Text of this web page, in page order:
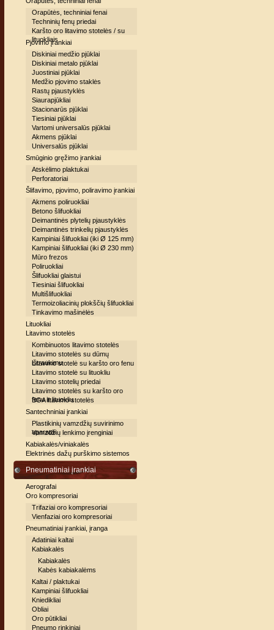
Orapūtės, techniniai fenai
Techninių fenų priedai
Karšto oro litavimo stotelės / su
lituokliais
Pjovimo įrankiai
Diskiniai medžio pjūklai
Diskiniai metalo pjūklai
Juostiniai pjūklai
Medžio pjovimo staklės
Rastų pjaustyklės
Siaurapjūkliai
Stacionarūs pjūklai
Tiesiniai pjūklai
Vartomi universalūs pjūklai
Akmens pjūklai
Universalūs pjūklai
Smūginio gręžimo įrankiai
Atskėlimo plaktukai
Perforatoriai
Šlifavimo, pjovimo, poliravimo įrankiai
Akmens poliruokliai
Betono šlifuokliai
Deimantinės plytelių pjaustyklės
Deimantinės trinkelių pjaustyklės
Kampiniai šlifuokliai (iki Ø 125 mm)
Kampiniai šlifuokliai (iki Ø 230 mm)
Mūro frezos
Poliruokliai
Šlifuokliai glaistui
Tiesiniai šlifuokliai
Multišlifuokliai
Termoizoliacinių plokščių šlifuokliai
Tinkavimo mašinėlės
Lituokliai
Litavimo stotelės
Kombinuotos litavimo stotelės
Litavimo stotelės su dūmų
ištraukimu
Litavimo stotelė su karšto oro fenu
Litavimo stotelė su lituokliu
Litavimo stotelių priedai
Litavimo stotelės su karšto oro
fenu ir lituokliu
BGA litavimo stotelės
Santechniniai įrankiai
Plastikinių vamzdžių suvirinimo
aparatai
Vamzdžių lenkimo įrenginiai
Kabiakalės/viniakalės
Elektrinės dažų purškimo sistemos
Pneumatiniai įrankiai
Aerografai
Oro kompresoriai
Trifaziai oro kompresoriai
Vienfaziai oro kompresoriai
Pneumatiniai įrankiai, įranga
Adatiniai kaltai
Kabiakalės
Kabiakalės
Kabės kabiakalėms
Kaltai / plaktukai
Kampiniai šlifuokliai
Kniedikliai
Obliai
Oro pūtikliai
Pneumo rinkiniai